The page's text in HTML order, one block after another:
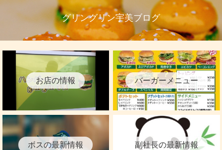
グリングリン宇美ブログ
お店の情報 バーガーメニュー
ボスの最新情報 副社長の最新情報